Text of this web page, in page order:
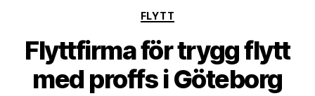
Kategorier
FLYTT
Flyttfirma för trygg flytt
med proffs i Göteborg